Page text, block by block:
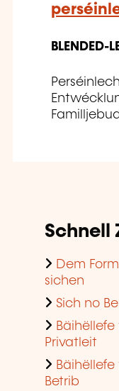
BLENDED-
Schnell
Dem
sichen
Sich no
Privatleit
Betrib